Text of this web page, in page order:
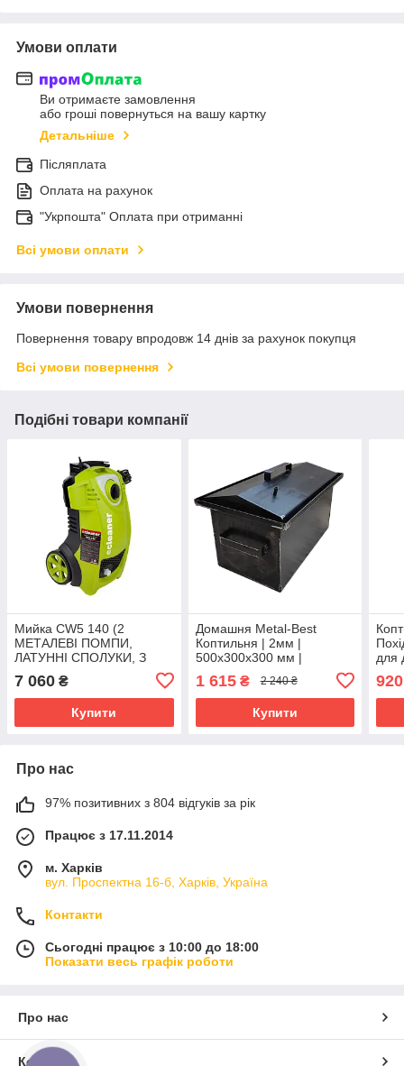
Умови оплати
Ви отримаєте замовлення
або гроші повернуться на вашу картку
Детальніше
Післяплата
Оплата на рахунок
"Укрпошта" Оплата при отриманні
Всі умови оплати
Умови повернення
Повернення товару впродовж 14 днів за рахунок покупця
Всі умови повернення
Подібні товари компанії
Мийка CW5 140 (2
МЕТАЛЕВІ ПОМПИ,
ЛАТУННІ СПОЛУКИ, З
ЄМНОСТІ)
7 060 ₴
Купити
Домашня Metal-Best
Коптильня | 2мм |
500х300х300 мм |
1 615₴ 2 240 ₴
Купити
для
920
Про нас
97% позитивних з 804 відгуків за рік
Працює з 17.11.2014
м. Харків
вул. Проспектна 16-б, Харків, Україна
Контакти
Сьогодні працює з 10:00 до 18:00
Показати весь графік роботи
Про нас
Контакти